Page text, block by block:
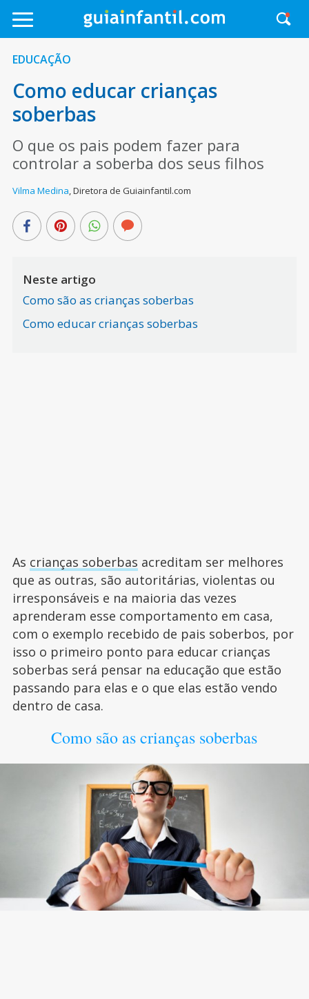
EDUCAÇÃO
Como educar crianças
soberbas
O que os pais podem fazer para
controlar a soberba dos seus filhos
Vilma Medina,Diretora de Guiainfantil.com
Neste artigo
Como são as crianças soberbas
Como educar crianças soberbas
As crianças soberbas acreditam ser melhores
que as outras, são autoritárias, violentas ou
irresponsáveis e na maioria das vezes
aprenderam esse comportamento em casa,
com o exemplo recebido de pais soberbos, por
isso o primeiro ponto para educar crianças
soberbas será pensar na educação que estão
passando para elas e o que elas estão vendo
dentro de casa.
Como são as crianças soberbas